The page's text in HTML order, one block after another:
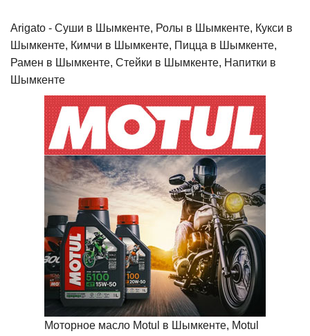
Arigato - Cуши в Шымкенте, Ролы в Шымкенте, Кукси в
Шымкенте, Кимчи в Шымкенте, Пицца в Шымкенте,
Рамен в Шымкенте, Стейки в Шымкенте, Напитки в
Шымкенте
Моторное масло Motul в Шымкенте, Motul